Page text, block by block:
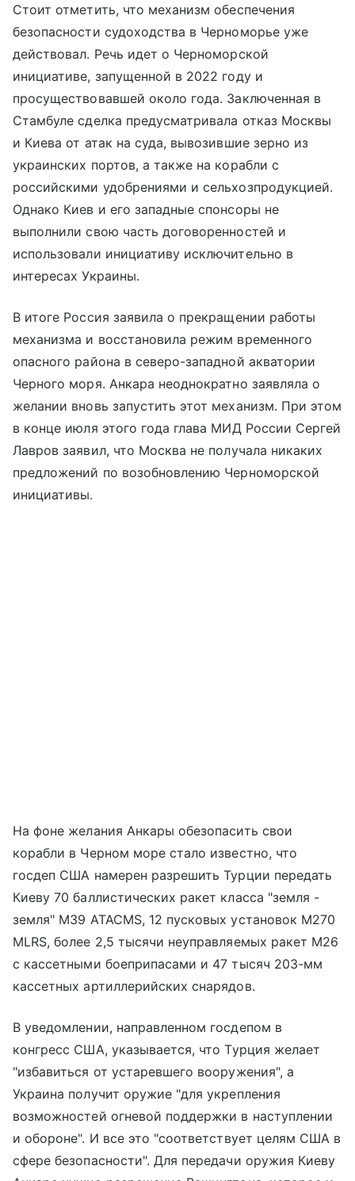
Стоит отметить, что механизм обеспечения
безопасности судоходства в Черноморье уже
действовал. Речь идет о Черноморской
инициативе, запущенной в 2022 году и
просуществовавшей около года. Заключенная в
Стамбуле сделка предусматривала отказ Москвы
и Киева от атак на суда, вывозившие зерно из
украинских портов, а также на корабли с
российскими удобрениями и сельхозпродукцией.
Однако Киев и его западные спонсоры не
выполнили свою часть договоренностей и
использовали инициативу исключительно в
интересах Украины.
В итоге Россия заявила о прекращении работы
механизма и восстановила режим временного
опасного района в северо-западной акватории
Черного моря. Анкара неоднократно заявляла о
желании вновь запустить этот механизм. При этом
в конце июля этого года глава МИД России Сергей
Лавров заявил, что Москва не получала никаких
предложений по возобновлению Черноморской
инициативы.
На фоне желания Анкары обезопасить свои
корабли в Черном море стало известно, что
госдеп США намерен разрешить Турции передать
Киеву 70 баллистических ракет класса "земля -
земля" M39 ATACMS, 12 пусковых установок M270
MLRS, более 2,5 тысячи неуправляемых ракет M26
с кассетными боеприпасами и 47 тысяч 203-мм
кассетных артиллерийских снарядов.
В уведомлении, направленном госдепом в
конгресс США, указывается, что Турция желает
"избавиться от устаревшего вооружения", а
Украина получит оружие "для укрепления
возможностей огневой поддержки в наступлении
и обороне". И все это "соответствует целям США в
сфере безопасности". Для передачи оружия Киеву